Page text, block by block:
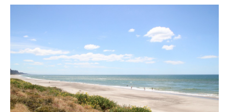
Neuseeland:
Städte
&
schöne
Strände
(2/2)